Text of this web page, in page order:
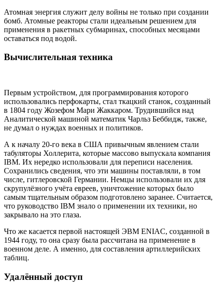
Атомная энергия служит делу войны не только при создании
бомб. Атомные реакторы стали идеальным решением для
применения в ракетных субмаринах, способных месяцами
оставаться под водой.
Вычислительная техника
Первым устройством, для программирования которого
использовались перфокарты, стал ткацкий станок, созданный
в 1804 году Жозефом Мари Жаккаром. Трудившийся над
Аналитической машиной математик Чарльз Беббидж, также,
не думал о нуждах военных и политиков.
А к началу 20-го века в США привычным явлением стали
табуляторы Холлерита, которые массово выпускала компания
IBM. Их нередко использовали для переписи населения.
Сохранились сведения, что эти машины поставляли, в том
числе, гитлеровской Германии. Немцы использовали их для
скрупулёзного учёта евреев, уничтожение которых было
самым тщательным образом подготовлено заранее. Считается,
что руководство IBM знало о применении их техники, но
закрывало на это глаза.
Что же касается первой настоящей ЭВМ ENIAC, созданной в
1944 году, то она сразу была рассчитана на применение в
военном деле. А именно, для составления артиллерийских
таблиц.
Удалённый доступ